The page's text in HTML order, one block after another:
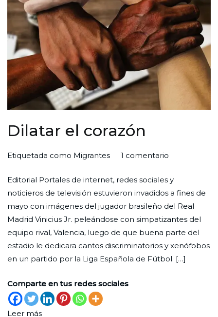
Dilatar el corazón
Por
Ciudad
Nueva
Publicada
31
de
mayo
de
2023
Publicada
Editorial
Etiquetada como Migrantes 1 comentarioen
el
corazón
Editorial Portales de internet, redes sociales y
noticieros de televisión estuvieron invadidos a fines de
mayo con imágenes del jugador brasileño del Real
Madrid Vinicius Jr. peleándose con simpatizantes del
equipo rival, Valencia, luego de que buena parte del
estadio le dedicara cantos discriminatorios y xenófobos
en un partido por la Liga Española de Fútbol. […]
Comparte en tus redes sociales
Leer más